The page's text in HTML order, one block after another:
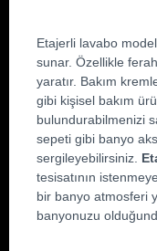
Etajerli lavabo
sunar. Özellikle
yaratır. Bakım
gibi kişisel bakım
bulundurabilmenizi
sepeti gibi banyo
sergileyebilirsiniz.
tesisatının
bir banyo atmosferi
banyonuzu